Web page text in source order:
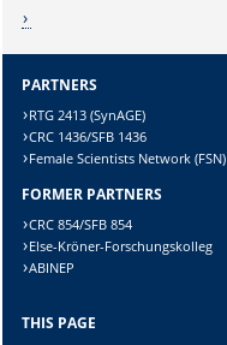
PARTNERS
RTG 2413 (SynAGE)
CRC 1436/SFB 1436
Female Scientists Network (FSN)
FORMER PARTNERS
CRC 854/SFB 854
Else-Kröner-Forschungskolleg
ABINEP
THIS PAGE